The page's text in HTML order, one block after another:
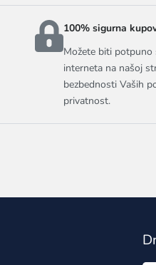
100% sigurna
Možete biti potpuno
interneta na našoj
bezbednosti Vaših
privatnost.